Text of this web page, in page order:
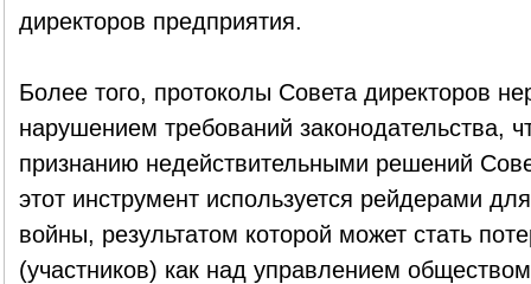
директоров предприятия.
Более того, протоколы Совета директоров
нарушением требований законодательства,
признанию недействительными решений
этот инструмент используется рейдерами
войны, результатом которой может стать
(участников) как над управлением